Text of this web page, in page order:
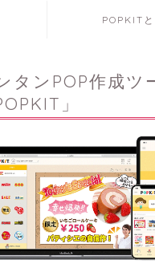
POPKITと
」